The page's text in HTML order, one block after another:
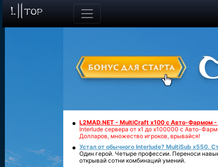
L2MAD.NET - MultiCraft x100 с Авто-Фармом
Interlude сервера от х1 до х100000 с Авто-
Долларов, множество игроков, врывайся!
Устал от обычного Interlude? MultiSub x550.
Один герой. Четыре профессии. Переноси
открывай сотни комбинаций умений.